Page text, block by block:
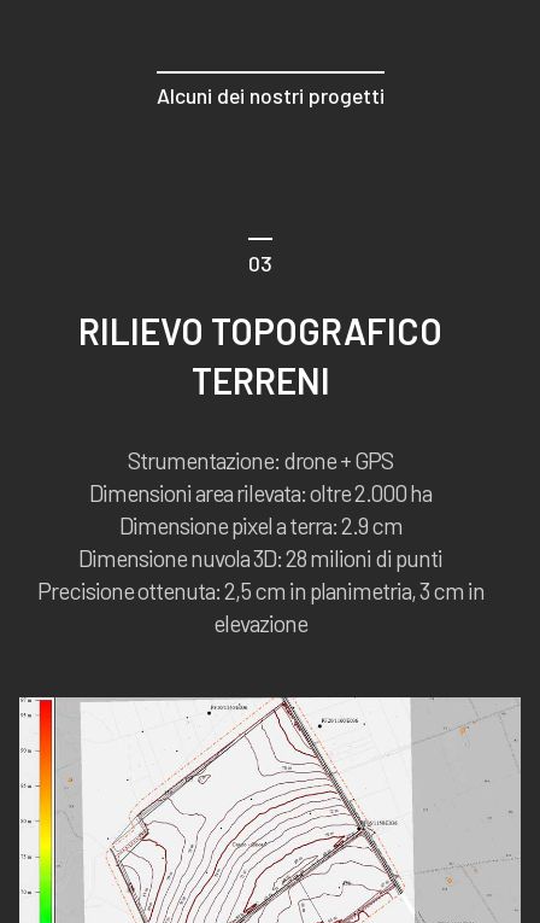
Alcuni dei nostri progetti
03
RILIEVO TOPOGRAFICO
TERRENI
Strumentazione: drone + GPS
Dimensioni area rilevata: oltre 2.000 ha
Dimensione pixel a terra: 2.9 cm
Dimensione nuvola 3D: 28 milioni di punti
Precisione ottenuta: 2,5 cm in planimetria, 3 cm in
elevazione